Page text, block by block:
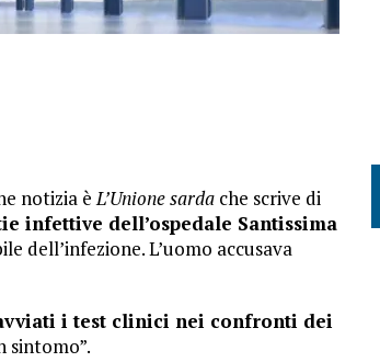
notizia èL’Unione sarda che scrive di
infettive dell’ospedale Santissima
dell’infezione. L’uomo accusava
i test clinici nei confronti dei
sintomo”.